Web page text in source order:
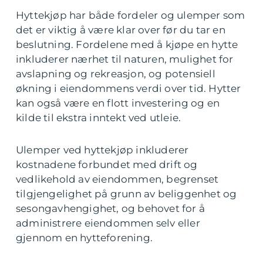
Hyttekjøp har både fordeler og ulemper som
det er viktig å være klar over før du tar en
beslutning. Fordelene med å kjøpe en hytte
inkluderer nærhet til naturen, mulighet for
avslapning og rekreasjon, og potensiell
økning i eiendommens verdi over tid. Hytter
kan også være en flott investering og en
kilde til ekstra inntekt ved utleie.
Ulemper ved hyttekjøp inkluderer
kostnadene forbundet med drift og
vedlikehold av eiendommen, begrenset
tilgjengelighet på grunn av beliggenhet og
sesongavhengighet, og behovet for å
administrere eiendommen selv eller
gjennom en hytteforening.